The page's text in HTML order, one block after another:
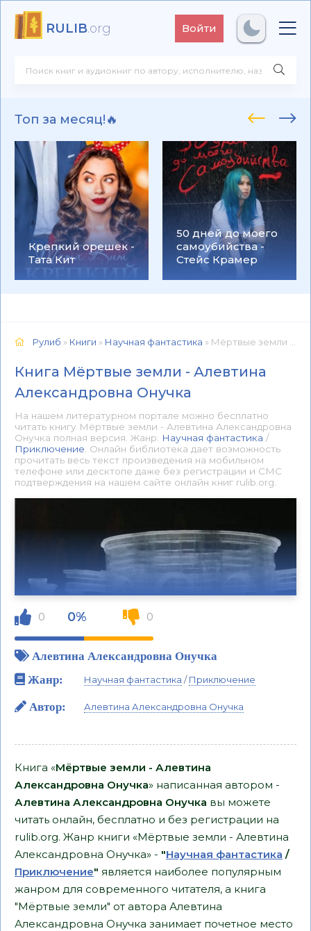
RULIB.org Войти
Топ за месяц!🔥
Крепкий орешек -
Тата Кит
50 дней до моего
самоубийства -
Стейс Крамер
Рулиб » Книги » Научная фантастика » Мёртвые земли - Алевтина Александровна Онучка 📕 - Книга онлайн бесплатно
Книга Мёртвые земли - Алевтина
Александровна Онучка
На нашем литературном портале можно бесплатно
читать книгу Мёртвые земли - Алевтина Александровна
Онучка полная версия. Жанр: Научная фантастика /
Приключение . Онлайн библиотека дает возможность
прочитать весь текст произведения на мобильном
телефоне или десктопе даже без регистрации и СМС
подтверждения на нашем сайте онлайн книг rulib.org.
0 0% 0
Алевтина Александровна Онучка
Жанр:
Научная фантастика /Приключение
Автор: Алевтина Александровна Онучка
Книга «Мёртвые земли - Алевтина
Александровна Онучка» написанная автором -
Алевтина Александровна Онучка вы можете
читать онлайн, бесплатно и без регистрации на
rulib.org. Жанр книги «Мёртвые земли - Алевтина
Александровна Онучка» - "Научная фантастика /
Приключение" является наиболее популярным
жанром для современного читателя, а книга
"Мёртвые земли" от автора Алевтина
Александровна Онучка занимает почетное место